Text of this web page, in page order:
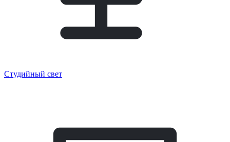
Студийный свет